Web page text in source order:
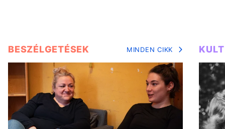
BESZÉLGETÉSEK MINDEN CIKK